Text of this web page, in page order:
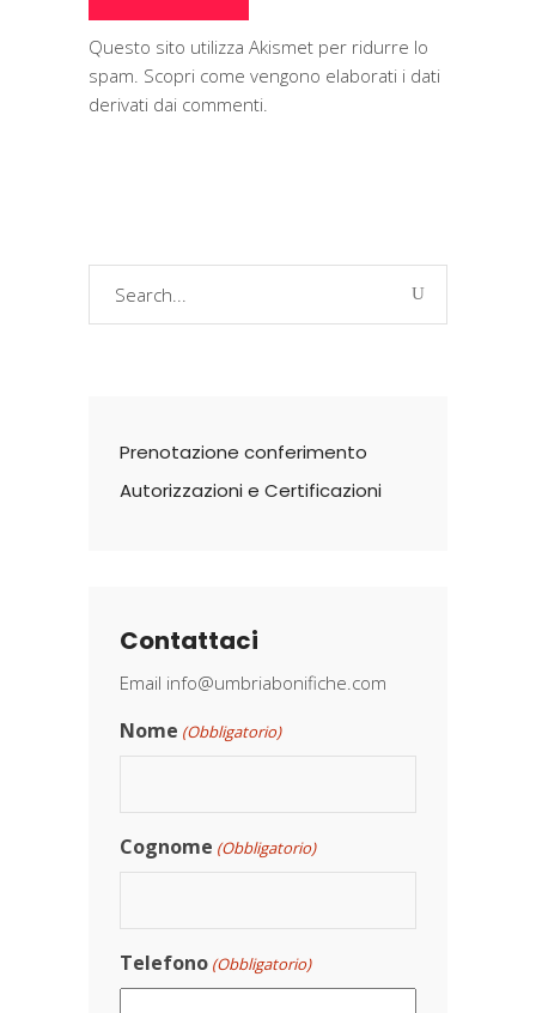
Questo sito utilizza Akismet per ridurre lo
spam. Scopri come vengono elaborati i dati
derivati dai commenti.
Prenotazione conferimento
Autorizzazioni e Certificazioni
Contattaci
Email info@umbriabonifiche.com
Nome (Obbligatorio)
Cognome (Obbligatorio)
Telefono (Obbligatorio)